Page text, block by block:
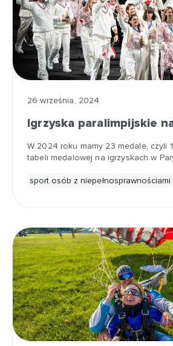
26 września, 2024
Igrzyska paralimpijskie
W 2024 roku mamy 23 medale, czyli
tabeli medalowej na igrzyskach w
sport osób z niepełnosprawnościami